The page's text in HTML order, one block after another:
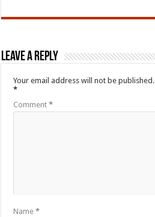
Leave a Reply
Your email address will not be published.
*
Comment*
Name*